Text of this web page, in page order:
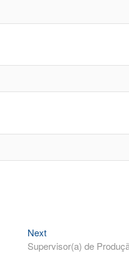
NextNext
post:
Supervisor(a) de